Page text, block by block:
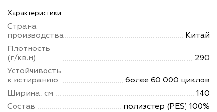
Характеристики
Страна
производства
Китай
Плотность
(г/кв.м)
290
Устойчивость
к истиранию
более 60 000 циклов
Ширина, см
140
Состав
полиэстер (PES) 100%